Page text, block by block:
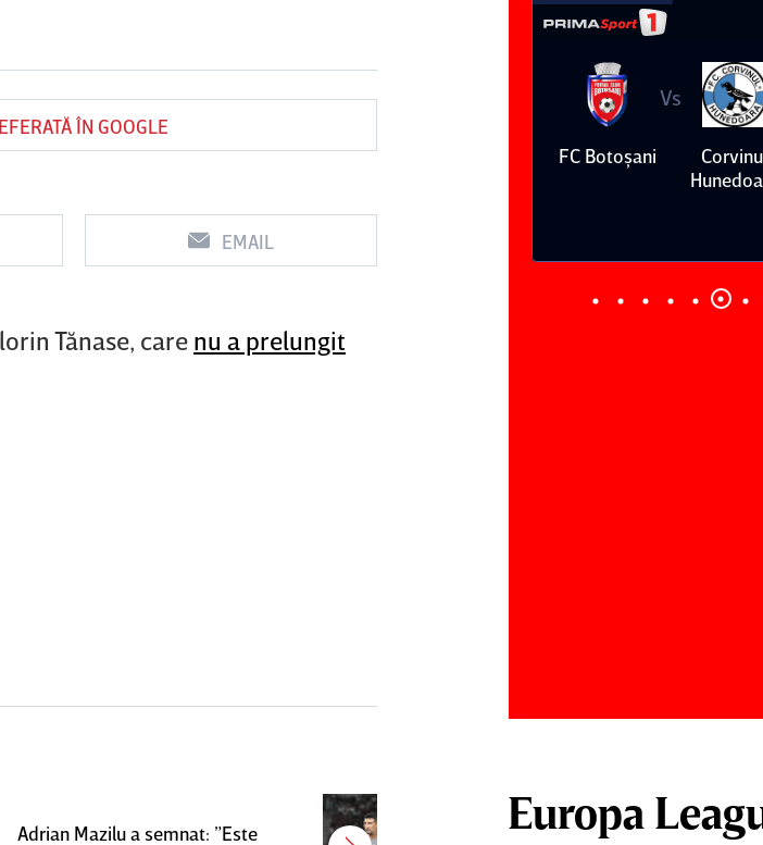
ÎN GOOGLE
EMAIL
Tănase, care nu a prelungit
Adrian Mazilu a semnat: ”Este
Antonio Folha a fost demis de la
Vs
Oţelul Galaţi
Universitatea
Vs
FC Botoşani
Vs
Europa